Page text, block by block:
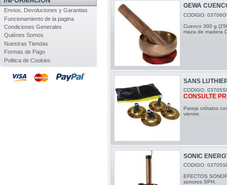
Envios, Devoluciones y Garantias
Funcionamiento de la pagina
Condiciones Generales
Quiénes Somos
Nuestras Tiendas
Formas de Pago
Politica de Cookies
GEWA
CODIGO:
Cuenco 300 g
maza de madera
SANS
CODIGO:
CONSULTE
Pareja crótalos
vientre.
SONIC
CODIGO:
EFECTOS
sonoros SPH.